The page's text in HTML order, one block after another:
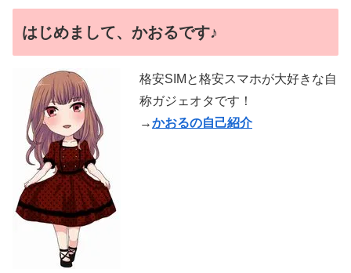
はじめまして、かおるです♪
格安SIMと格安スマホが大好きな自
称ガジェオタです！
→かおるの自己紹介